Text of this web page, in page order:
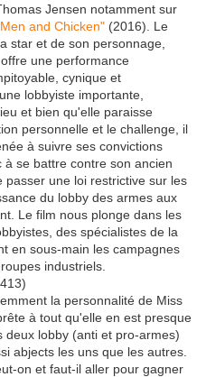
Jensen notamment sur
and Chicken" (2016). Le
star et de son personnage,
une performance
cynique et
lobbyiste importante,
et bien qu'elle paraisse
personnelle et le challenge, il
à suivre ses convictions
se battre contre son ancien
une loi restrictive sur les
du lobby des armes aux
Le film nous plonge dans les
des spécialistes de la
en sous-main les campagnes
industriels.
la personnalité de Miss
à tout qu'elle en est presque
lobby (anti et pro-armes)
abjects les uns que les autres.
on et faut-il aller pour gagner